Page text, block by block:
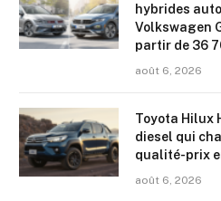
hybrides
Volkswagen
partir de 36
août 6, 2026
Toyota Hilux
diesel qui
qualité-prix
août 6, 2026